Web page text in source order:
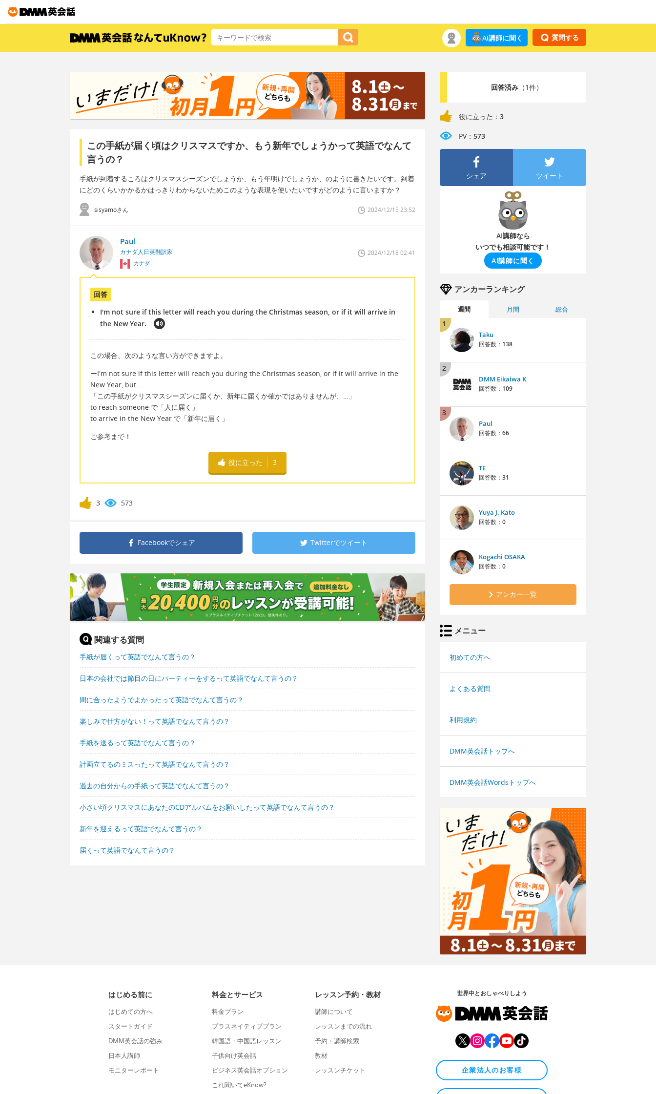
質問する
AI講師に聞く
この手紙が届く頃はクリスマスですか、もう新年でしょうかって英語でなんて
言うの？
手紙が到着するころはクリスマスシーズンでしょうか、もう年明けでしょうか、のように書きたいです。到着
にどのくらいかかるかはっきりわからないためこのような表現を使いたいですがどのように言いますか？
sisyamoさん 2024/12/15 23:52
Paul
カナダ人日英翻訳家
カナダ
2024/12/18 02:41
回答
I'm not sure if this letter will reach you during the Christmas season, or if it will arrive in
the New Year.
この場合、次のような言い方ができますよ。
ーI'm not sure if this letter will reach you during the Christmas season, or if it will arrive in the
New Year, but ...
「この手紙がクリスマスシーズンに届くか、新年に届くか確かではありませんが、…」
to reach someone で「人に届く」
to arrive in the New Year で「新年に届く」
ご参考まで！
役に立った 3
3 573
Facebookでシェア Twitterでツイート
関連する質問
手紙が届くって英語でなんて言うの？
日本の会社では節目の日にパーティーをするって英語でなんて言うの？
間に合ったようでよかったって英語でなんて言うの？
楽しみで仕方がない！って英語でなんて言うの？
手紙を送るって英語でなんて言うの？
計画立てるのミスったって英語でなんて言うの？
過去の自分からの手紙って英語でなんて言うの？
小さい頃クリスマスにあなたのCDアルバムをお願いしたって英語でなんて言うの？
新年を迎えるって英語でなんて言うの？
届くって英語でなんて言うの？
回答済み（1件）
役に立った： 3
PV： 573
シェア ツイート
AI講師なら
いつでも相談可能です！
AI講師に聞く
アンカーランキング
週間 月間 総合
1
Taku
回答数： 138
2
DMM Eikaiwa K
回答数： 109
3
Paul
回答数： 66
TE
回答数： 31
Yuya J. Kato
回答数： 0
Kogachi OSAKA
回答数： 0
アンカー一覧
メニュー
初めての方へ
よくある質問
利用規約
DMM英会話トップへ
DMM英会話Wordsトップへ
はじめる前に
はじめての方へ
スタートガイド
DMM英会話の強み
日本人講師
モニターレポート
料金とサービス
料金プラン
プラスネイティブプラン
韓国語・中国語レッスン
子供向け英会話
ビジネス英会話オプション
これ聞いてeKnow?
レッスン予約・教材
講師について
レッスンまでの流れ
予約・講師検索
教材
レッスンチケット
世界中とおしゃべりしよう
企業法人のお客様